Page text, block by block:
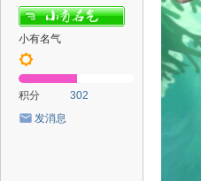
小有名气
积分
302
发消息